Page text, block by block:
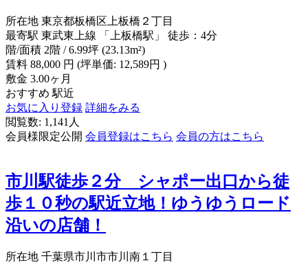
所在地 東京都板橋区上板橋２丁目
最寄駅 東武東上線 「上板橋駅」 徒歩：4分
階/面積 2階 / 6.99坪 (23.13m²)
賃料 88,000 円 (坪単価: 12,589円 )
敷金 3.00ヶ月
おすすめ 駅近
お気に入り登録 詳細をみる
閲覧数: 1,141人
会員様限定公開 会員登録はこちら 会員の方はこちら
市川駅徒歩２分 シャポー出口から徒
歩１０秒の駅近立地！ゆうゆうロード
沿いの店舗！
所在地 千葉県市川市市川南１丁目